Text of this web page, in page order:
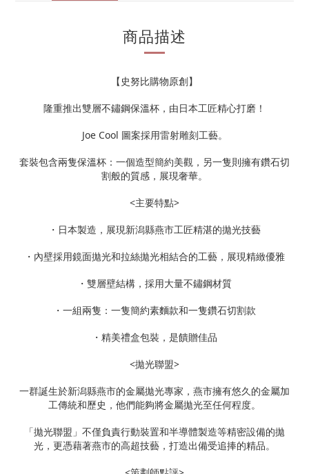
商品描述
【史努比購物原創】
隆重推出雙層不鏽鋼保溫杯，由日本工匠精心打磨！
Joe Cool 圖案採用雷射雕刻工藝。
套裝包含兩隻保溫杯：一個造型簡約美觀，另一隻則擁有鑽石切
割般的質感，展現奢華。
<主要特點>
・日本製造，展現新潟縣燕市工匠精湛的拋光技藝
・內壁採用鏡面拋光和拉絲拋光相結合的工藝，展現精緻優雅
・雙層壁結構，採用大量不鏽鋼材質
・一組兩隻：一隻簡約素麵款和一隻鑽石切割款
・精美禮盒包裝，是饋贈佳品
<拋光聯盟>
一群誕生於新潟縣燕市的金屬拋光專家，燕市擁有悠久的金屬加
工傳統和歷史，他們能夠將金屬拋光至任何程度。
「拋光聯盟」不僅負責行動裝置和半導體製造等精密設備的拋
光，更憑藉著燕市的高超技藝，打造出備受追捧的精品。